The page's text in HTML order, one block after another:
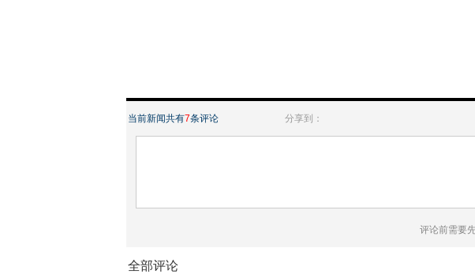
当前新闻共有7条评论 分享到：
评论前需要
全部评论